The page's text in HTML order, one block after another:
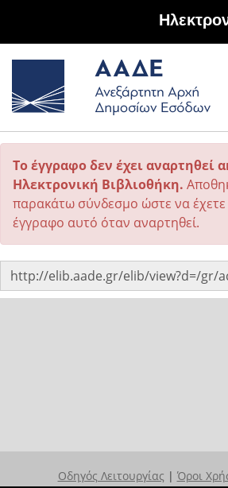
Το έγγραφο δεν έχει αναρτηθεί
Ηλεκτρονική Βιβλιοθήκη.
παρακάτω σύνδεσμο ώστε να
έγγραφο αυτό όταν αναρτηθεί.
Οδηγός Λειτουργίας | Όροι